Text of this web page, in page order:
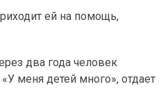
ей на помощь,
два года человек
меня детей много», отдает